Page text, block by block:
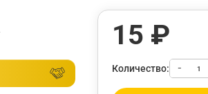
15 ₽
Количество: −